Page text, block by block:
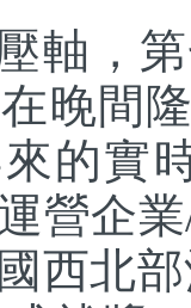
軸，
晚間
的實
營企
西北